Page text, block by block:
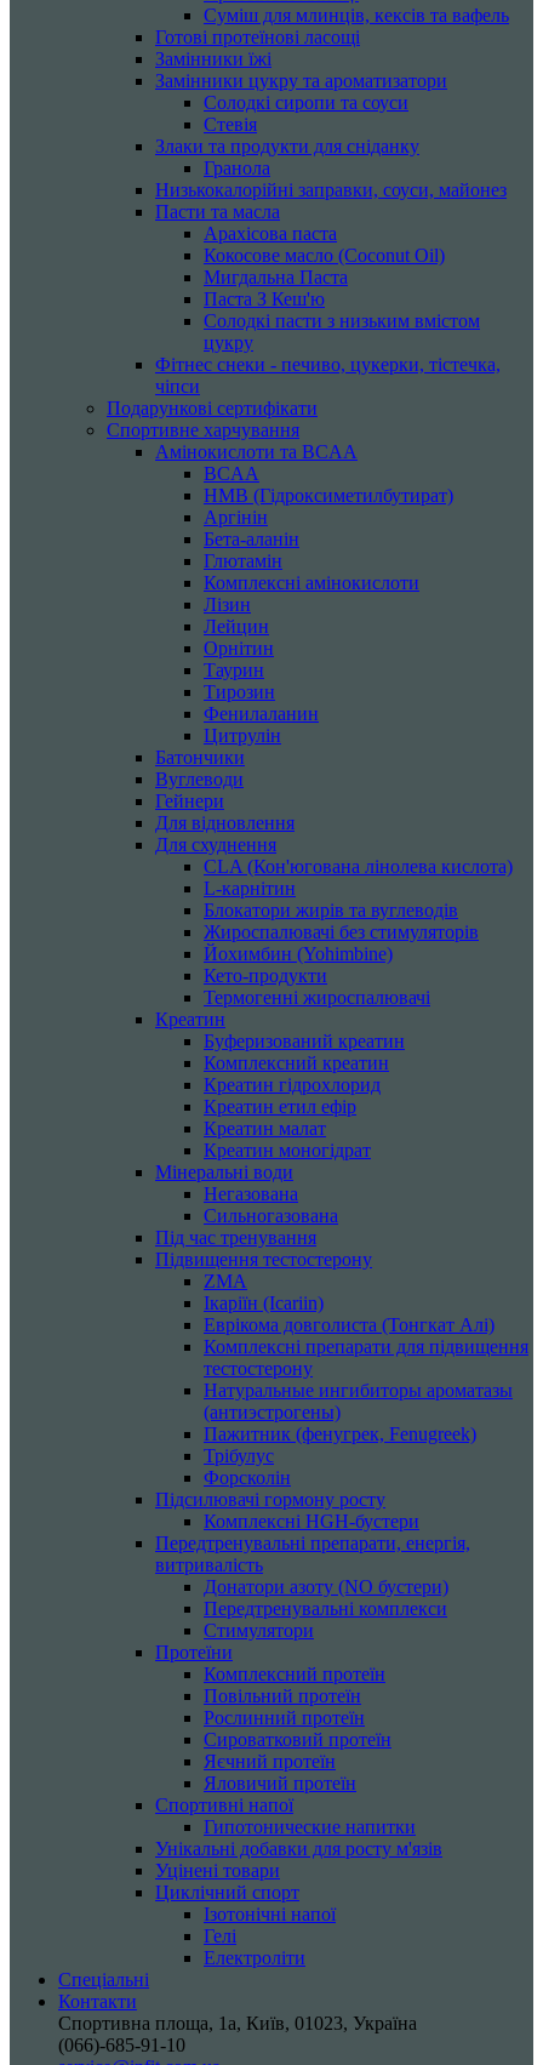
Суміш для млинців, кексів та вафель
Готові протеїнові ласощі
Замінники їжі
Замінники цукру та ароматизатори
Солодкі сиропи та соуси
Стевія
Злаки та продукти для сніданку
Гранола
Низькокалорійні заправки, соуси, майонез
Пасти та масла
Арахісова паста
Кокосове масло (Coconut Oil)
Мигдальна Паста
Паста З Кеш'ю
Солодкі пасти з низьким вмістом
цукру
Фітнес снеки - печиво, цукерки, тістечка,
чіпси
Подарункові сертифікати
Спортивне харчування
Амінокислоти та BCAA
BCAA
HMB (Гідроксиметилбутират)
Аргінін
Бета-аланін
Глютамін
Комплексні амінокислоти
Лізин
Лейцин
Орнітин
Таурин
Тирозин
Фенилаланин
Цитрулін
Батончики
Вуглеводи
Гейнери
Для відновлення
Для схуднення
CLA (Кон'югована лінолева кислота)
L-карнітин
Блокатори жирів та вуглеводів
Жироспалювачі без стимуляторів
Йохимбин (Yohimbine)
Кето-продукти
Термогенні жироспалювачі
Креатин
Буферизований креатин
Комплексний креатин
Креатин гідрохлорид
Креатин етил ефір
Креатин малат
Креатин моногідрат
Мінеральні води
Негазована
Сильногазована
Під час тренування
Підвищення тестостерону
ZMA
Ікаріїн (Icariin)
Еврікома довголиста (Тонгкат Алі)
Комплексні препарати для підвищення
тестостерону
Натуральные ингибиторы ароматазы
(антиэстрогены)
Пажитник (фенугрек, Fenugreek)
Трібулус
Форсколін
Підсилювачі гормону росту
Комплексні HGH-бустери
Передтренувальні препарати, енергія,
витривалість
Донатори азоту (NO бустери)
Передтренувальні комплекси
Стимулятори
Протеїни
Комплексний протеїн
Повільний протеїн
Рослинний протеїн
Сироватковий протеїн
Яєчний протеїн
Яловичий протеїн
Спортивні напої
Гипотонические напитки
Унікальні добавки для росту м'язів
Уцінені товари
Циклічний спорт
Ізотонічні напої
Гелі
Електроліти
Спеціальні
Контакти
Спортивна площа, 1a, Київ, 01023, Україна
(066)-685-91-10